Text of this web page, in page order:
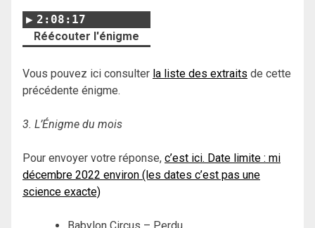
2:08:17
Réécouter l'énigme
Vous pouvez ici consulter la liste des extraits de cette
précédente énigme.
3. L’Énigme du mois
Pour envoyer votre réponse, c’est ici. Date limite : mi
décembre 2022 environ (les dates c’est pas une
science exacte)